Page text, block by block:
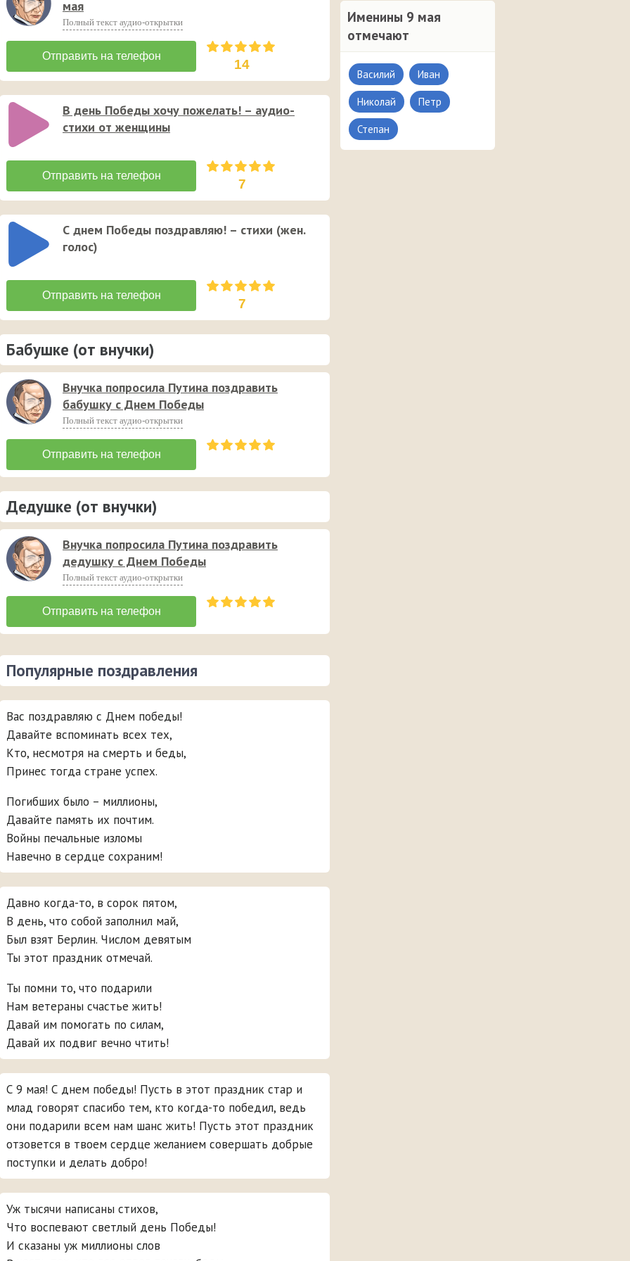
Именины 9 мая
отмечают
Василий Иван
Николай Петр
Степан
мая
Полный текст аудио-открытки
14
В день Победы хочу пожелать! – аудио-
стихи от женщины
7
С днем Победы поздравляю! – стихи (жен.
голос)
7
Бабушке (от внучки)
Внучка попросила Путина поздравить
бабушку с Днем Победы
Полный текст аудио-открытки
Дедушке (от внучки)
Внучка попросила Путина поздравить
дедушку с Днем Победы
Полный текст аудио-открытки
Популярные поздравления
Вас поздравляю с Днем победы!
Давайте вспоминать всех тех,
Кто, несмотря на смерть и беды,
Принес тогда стране успех.
Погибших было – миллионы,
Давайте память их почтим.
Войны печальные изломы
Навечно в сердце сохраним!
Давно когда-то, в сорок пятом,
В день, что собой заполнил май,
Был взят Берлин. Числом девятым
Ты этот праздник отмечай.
Ты помни то, что подарили
Нам ветераны счастье жить!
Давай им помогать по силам,
Давай их подвиг вечно чтить!
С 9 мая! С днем победы! Пусть в этот праздник стар и
млад говорят спасибо тем, кто когда-то победил, ведь
они подарили всем нам шанс жить! Пусть этот праздник
отзовется в твоем сердце желанием совершать добрые
поступки и делать добро!
Уж тысячи написаны стихов,
Что воспевают светлый день Победы!
И сказаны уж миллионы слов